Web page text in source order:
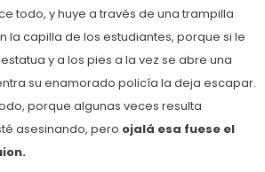
todo, y huye a través de una trampilla
la capilla de los estudiantes, porque si le
y a los pies a la vez se abre una
su enamorado policía la deja escapar.
porque algunas veces resulta
asesinando, pero ojalá esa fuese el